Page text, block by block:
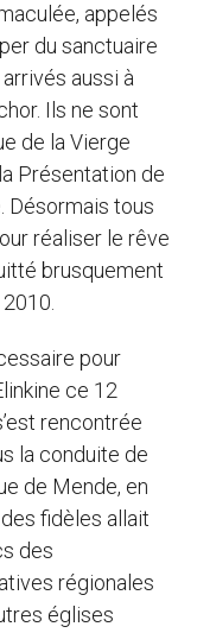
appelés
du sanctuaire
aussi à
Ils ne sont
de la Vierge
Présentation de
Désormais tous
réaliser le rêve
brusquement
pour
ce 12
rencontrée
la conduite de
de Mende, en
fidèles allait
des
régionales
églises